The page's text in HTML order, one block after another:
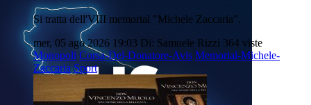
Si tratta dell'VIII memorial "Michele Zaccaria".
mer, 05 ago 2026 19:03 Di: Samuele Rizzi 364 viste
Monopoli Corsa-Del-Donatore-Avis Memorial-Michele-
Zaccaria Sport